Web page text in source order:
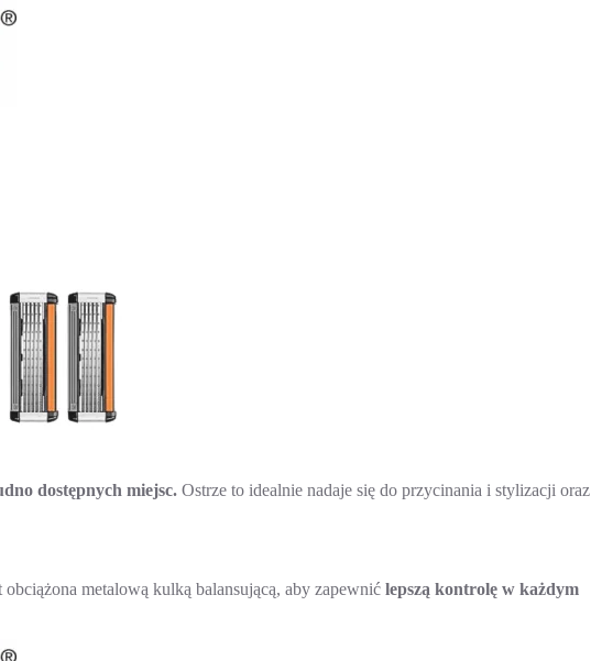
dostępnych miejsc. Ostrze to idealnie nadaje się do przycinania i stylizacji oraz
metalową kulką balansującą, aby zapewnić lepszą kontrolę w każdym